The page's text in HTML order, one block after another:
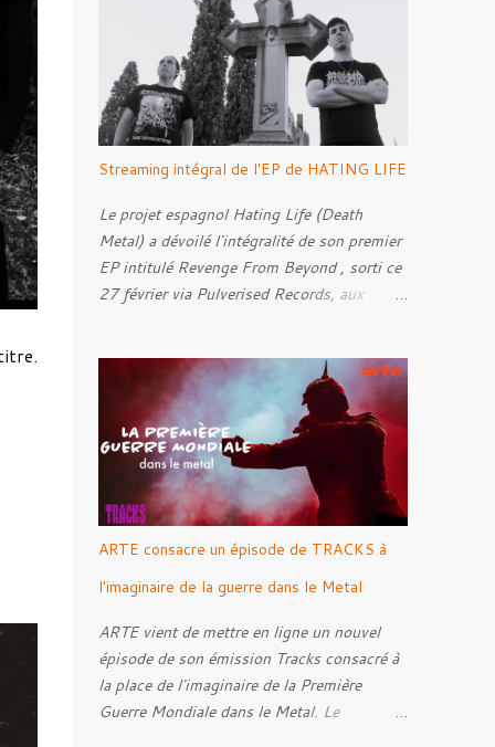
Streaming intégral de l'EP de HATING LIFE
Le projet espagnol Hating Life (Death
Metal) a dévoilé l'intégralité de son premier
EP intitulé Revenge From Beyond , sorti ce
27 février via Pulverised Records, aux
et mixé par Santi et l'artwork a été réalisé
par Luxi Lahtinen. Tracklist: 01. Into The
Grave 02. The Eternal Embrace 03. A
Somber Night 04. Rebellion Against The
Vile 05. Revenge From Beyond 06. The
Sense Of Fear
ARTE consacre un épisode de TRACKS à
l'imaginaire de la guerre dans le Metal
ARTE vient de mettre en ligne un nouvel
épisode de son émission Tracks consacré à
la place de l'imaginaire de la Première
Guerre Mondiale dans le Metal. Le